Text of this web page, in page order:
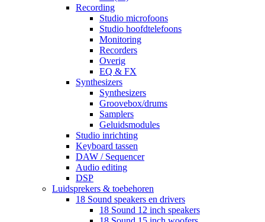
Recording
Studio microfoons
Studio hoofdtelefoons
Monitoring
Recorders
Overig
EQ & FX
Synthesizers
Synthesizers
Groovebox/drums
Samplers
Geluidsmodules
Studio inrichting
Keyboard tassen
DAW / Sequencer
Audio editing
DSP
Luidsprekers & toebehoren
18 Sound speakers en drivers
18 Sound 12 inch speakers